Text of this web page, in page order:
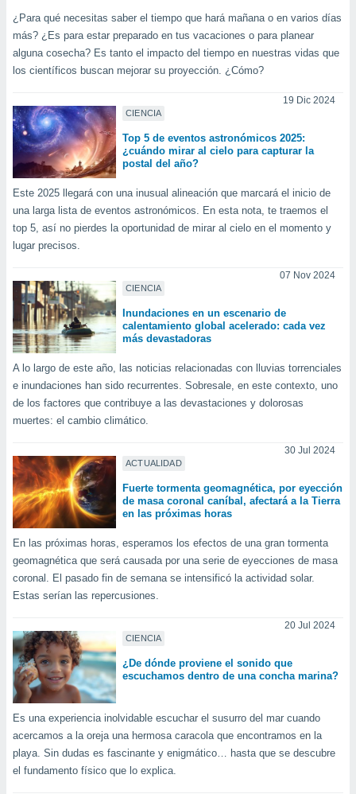
utilizar
uso de
contenido
medir el
de la
el
de
de
de
de
uso de
e
publicidad
publicidad
de
¿Para qué necesitas saber el tiempo que hará mañana o en varios días
más? ¿Es para estar preparado en tus vacaciones o para planear
alguna cosecha? Es tanto el impacto del tiempo en nuestras vidas que
los científicos buscan mejorar su proyección. ¿Cómo?
CIENCIA
19 Dic 2024
Top 5 de eventos astronómicos 2025:
¿cuándo mirar al cielo para capturar la
postal del año?
Este 2025 llegará con una inusual alineación que marcará el inicio de
una larga lista de eventos astronómicos. En esta nota, te traemos el
top 5, así no pierdes la oportunidad de mirar al cielo en el momento y
lugar precisos.
CIENCIA
07 Nov 2024
Inundaciones en un escenario de
calentamiento global acelerado: cada vez
más devastadoras
A lo largo de este año, las noticias relacionadas con lluvias torrenciales
e inundaciones han sido recurrentes. Sobresale, en este contexto, uno
de los factores que contribuye a las devastaciones y dolorosas
muertes: el cambio climático.
ACTUALIDAD
30 Jul 2024
Fuerte tormenta geomagnética, por eyección
de masa coronal caníbal, afectará a la Tierra
en las próximas horas
En las próximas horas, esperamos los efectos de una gran tormenta
geomagnética que será causada por una serie de eyecciones de masa
coronal. El pasado fin de semana se intensificó la actividad solar.
Estas serían las repercusiones.
CIENCIA
20 Jul 2024
¿De dónde proviene el sonido que
escuchamos dentro de una concha marina?
Es una experiencia inolvidable escuchar el susurro del mar cuando
acercamos a la oreja una hermosa caracola que encontramos en la
playa. Sin dudas es fascinante y enigmático… hasta que se descubre
el fundamento físico que lo explica.